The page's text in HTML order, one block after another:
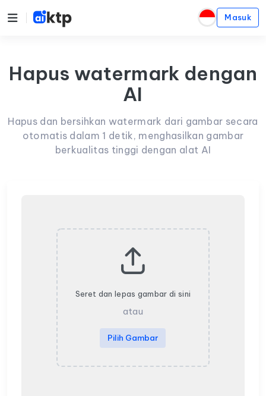
Masuk
Hapus watermark dengan
AI
Hapus dan bersihkan watermark dari gambar secara
otomatis dalam 1 detik, menghasilkan gambar
berkualitas tinggi dengan alat AI
Seret dan lepas gambar di sini
atau
Pilih Gambar